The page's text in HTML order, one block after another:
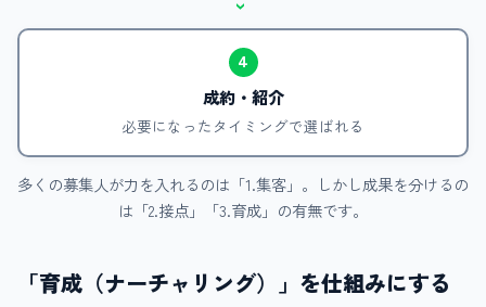
›
4
成約・紹介
必要になったタイミングで選ばれる
多くの募集人が力を入れるのは「1.集客」。しかし成果を分けるの
は「2.接点」「3.育成」の有無です。
「育成（ナーチャリング）」を仕組みにする